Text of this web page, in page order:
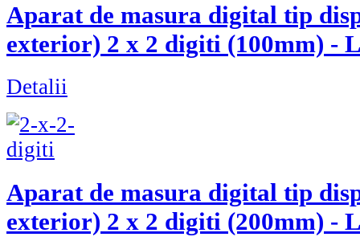
Aparat de masura digital tip
exterior) 2 x 2 digiti (100mm) -
Detalii
Aparat de masura digital tip
exterior) 2 x 2 digiti (200mm) -